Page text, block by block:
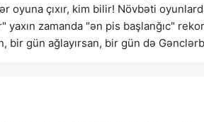
oyuna çıxır, kim bilir! Növbəti
yaxın zamanda "ən pis başlanğıc"
bir gün ağlayırsan, bir gün də